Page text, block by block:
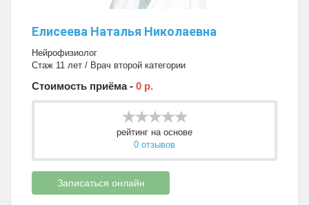
Елисеева Наталья Николаевна
Нейрофизиолог
Стаж 11 лет / Врач второй категории
Стоимость приёма - 0 р.
рейтинг на основе
0 отзывов
Записаться онлайн